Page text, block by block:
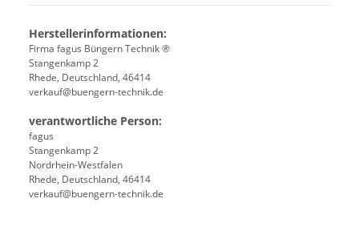
Herstellerinformationen:
Firma fagus Büngern Technik ®
Stangenkamp 2
Rhede, Deutschland, 46414
verkauf@buengern-technik.de
verantwortliche Person:
fagus
Stangenkamp 2
Nordrhein-Westfalen
Rhede, Deutschland, 46414
verkauf@buengern-technik.de